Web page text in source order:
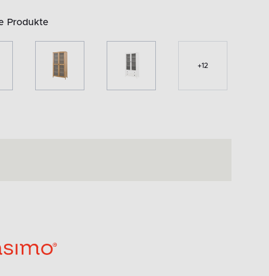
Produkte
+12